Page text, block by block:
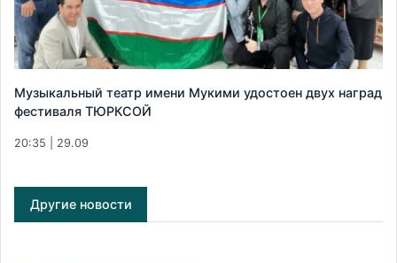
Музыкальный театр имени Мукими удостоен двух наград
фестиваля ТЮРКСОЙ
20:35 | 29.09
Другие новости